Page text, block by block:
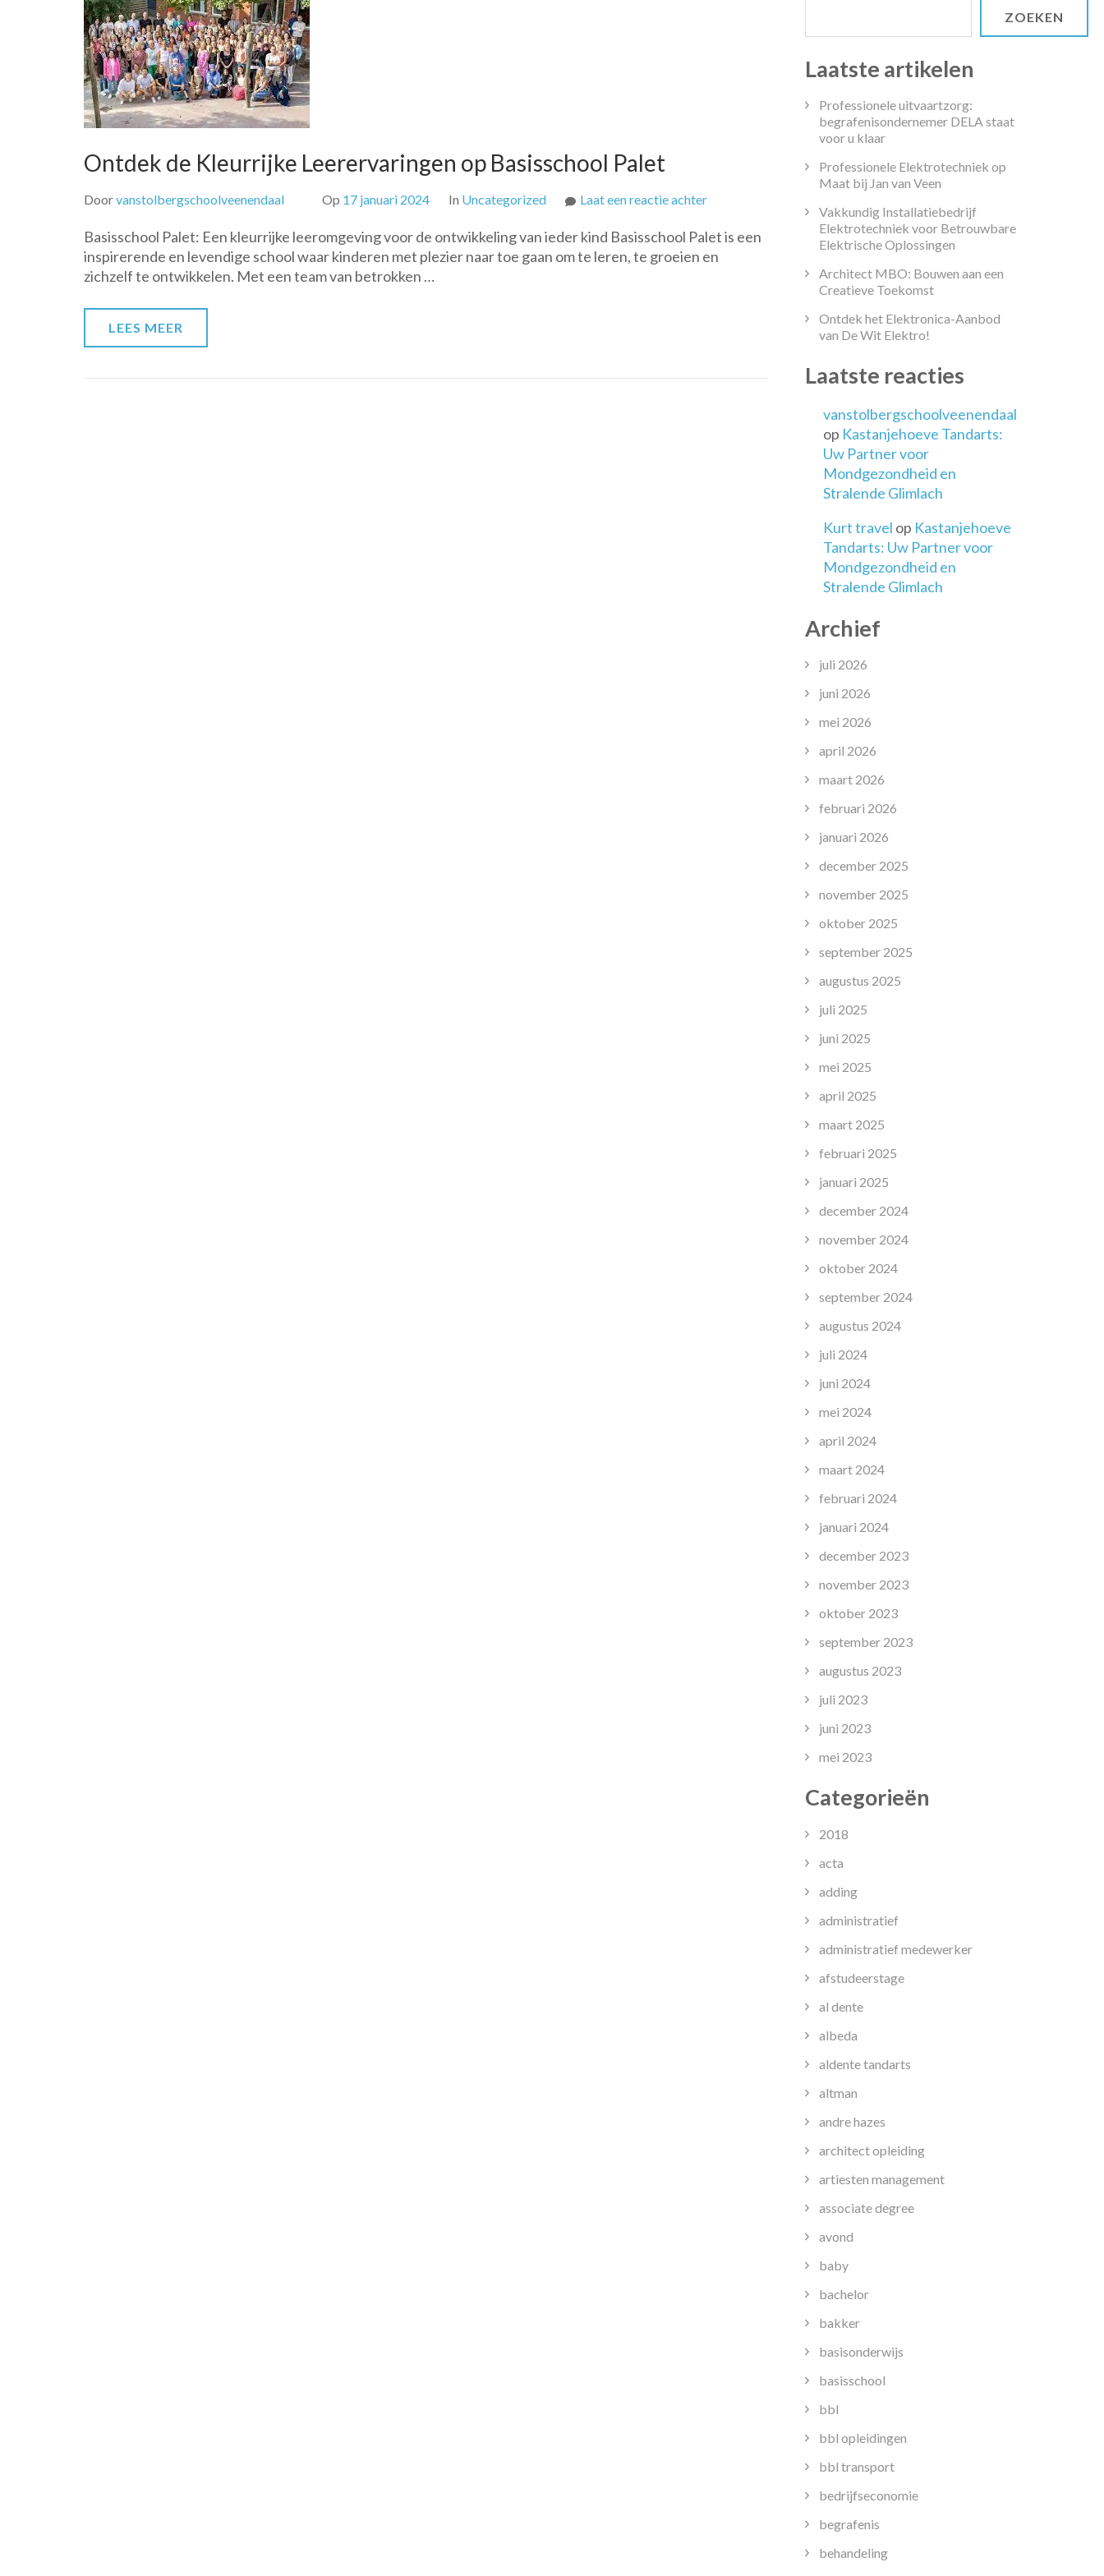
Ontdek de Kleurrijke Leerervaringen op Basisschool Palet
Doorvanstolbergschoolveenendaal Op 17 januari 2024 In Uncategorized Laat een reactie achterop
de
Kleurrijke
Basisschool Palet: Een kleurrijke leeromgeving voor de ontwikkeling van ieder kind Basisschool Palet is een
inspirerende en levendige school waar kinderen met plezier naar toe gaan om te leren, te groeien en
zichzelf te ontwikkelen. Met een team van betrokken …
LEES MEER
ZOEKEN
Laatste artikelen
Professionele uitvaartzorg:
begrafenisondernemer DELA staat
voor u klaar
Professionele Elektrotechniek op
Maat bij Jan van Veen
Vakkundig Installatiebedrijf
Elektrotechniek voor Betrouwbare
Elektrische Oplossingen
Architect MBO: Bouwen aan een
Creatieve Toekomst
Ontdek het Elektronica-Aanbod
van De Wit Elektro!
Laatste reacties
vanstolbergschoolveenendaal
op Kastanjehoeve Tandarts:
Uw Partner voor
Mondgezondheid en
Stralende Glimlach
Kurt travel op Kastanjehoeve
Tandarts: Uw Partner voor
Mondgezondheid en
Stralende Glimlach
Archief
juli 2026
juni 2026
mei 2026
april 2026
maart 2026
februari 2026
januari 2026
december 2025
november 2025
oktober 2025
september 2025
augustus 2025
juli 2025
juni 2025
mei 2025
april 2025
maart 2025
februari 2025
januari 2025
december 2024
november 2024
oktober 2024
september 2024
augustus 2024
juli 2024
juni 2024
mei 2024
april 2024
maart 2024
februari 2024
januari 2024
december 2023
november 2023
oktober 2023
september 2023
augustus 2023
juli 2023
juni 2023
mei 2023
Categorieën
2018
acta
adding
administratief
administratief medewerker
afstudeerstage
al dente
albeda
aldente tandarts
altman
andre hazes
architect opleiding
artiesten management
associate degree
avond
baby
bachelor
bakker
basisonderwijs
basisschool
bbl
bbl opleidingen
bbl transport
bedrijfseconomie
begrafenis
behandeling